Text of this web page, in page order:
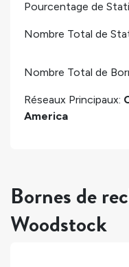
Pourcentage de
Nombre Total de
Nombre Total de
Réseaux Principaux:
America
Bornes de
Woodstock